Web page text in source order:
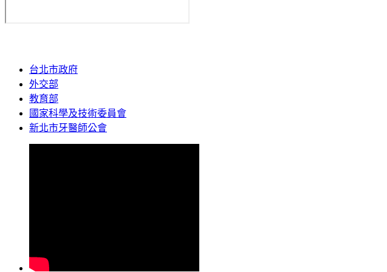
台北市政府
外交部
教育部
國家科學及技術委員會
新北市牙醫師公會